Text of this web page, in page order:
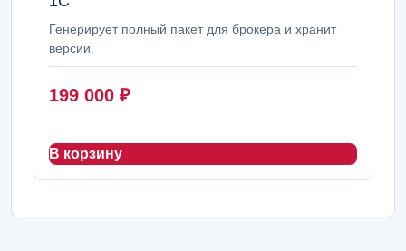
Генерирует полный пакет для брокера и хранит
версии.
199 000 ₽
В корзину